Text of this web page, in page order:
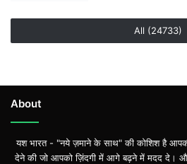
All (24733)
About
यश भारत - "नये ज़माने के साथ" की कोशिश है
देने की जो आपको ज़िंदगी में आगे बढ़ने में मदद दे।